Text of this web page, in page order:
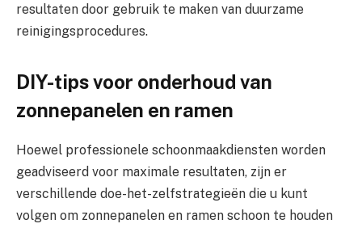
resultaten door gebruik te maken van duurzame
reinigingsprocedures.
DIY-tips voor onderhoud van
zonnepanelen en ramen
Hoewel professionele schoonmaakdiensten worden
geadviseerd voor maximale resultaten, zijn er
verschillende doe-het-zelfstrategieën die u kunt
volgen om zonnepanelen en ramen schoon te houden